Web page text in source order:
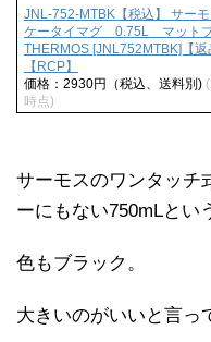
JNL-752-MTBK【税込】 サー
ケータイマグ 0.75L マット
THERMOS [JNL752MTBK]【返
【RCP】
価格：2930円（税込、送料別)
時点)
サーモスのワンタッチ
ーにもない750mLとい
色もブラック。
大きいのがいいと言っ